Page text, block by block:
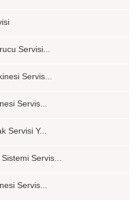
Servisi...
Servis...
Servis...
Servisi Y...
Servis...
Servis...